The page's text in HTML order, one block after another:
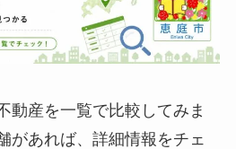
動産を一覧で比較してみま
があれば、詳細情報をチェ